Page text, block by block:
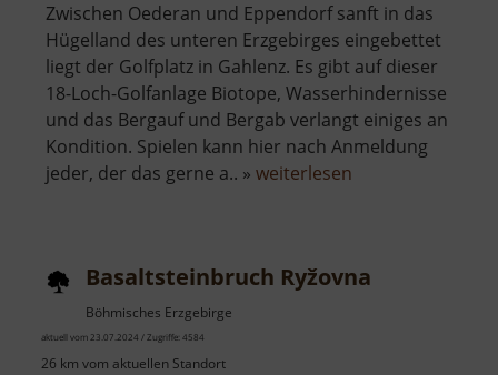
Zwischen Oederan und Eppendorf sanft in das
Hügelland des unteren Erzgebirges eingebettet
liegt der Golfplatz in Gahlenz. Es gibt auf dieser
18-Loch-Golfanlage Biotope, Wasserhindernisse
und das Bergauf und Bergab verlangt einiges an
Kondition. Spielen kann hier nach Anmeldung
jeder, der das gerne a.. » weiterlesen
Basaltsteinbruch Ryžovna
Böhmisches Erzgebirge
aktuell vom 23.07.2024 / Zugriffe: 4584
26 km vom aktuellen Standort